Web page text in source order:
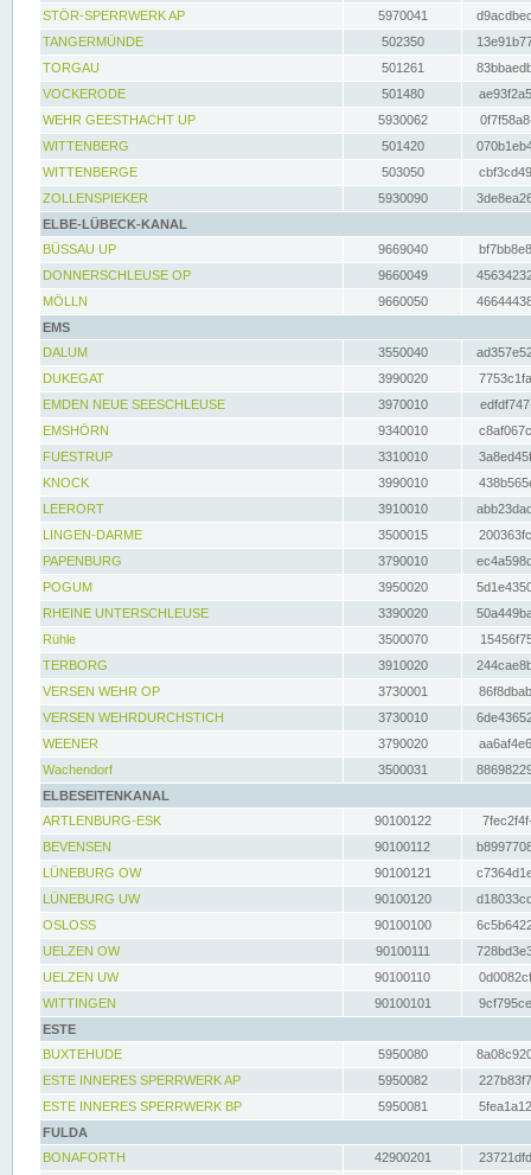
STÖR-SPERRWERK AP 5970041
TANGERMÜNDE
502350
TORGAU
501261
VOCKERODE
501480
WEHR GEESTHACHT UP
5930062
WITTENBERG
501420
WITTENBERGE
503050
ZOLLENSPIEKER
5930090
ELBE-LÜBECK-KANAL
BÜSSAU UP
9669040
DONNERSCHLEUSE OP
9660049
MÖLLN
9660050
EMS
DALUM
3550040
DUKEGAT
3990020
EMDEN NEUE SEESCHLEUSE
3970010
EMSHÖRN
9340010
FUESTRUP
3310010
KNOCK
3990010
LEERORT
3910010
LINGEN-DARME
3500015
PAPENBURG
3790010
POGUM
3950020
RHEINE UNTERSCHLEUSE
3390020
Rühle
3500070
TERBORG
3910020
VERSEN WEHR OP
3730001
VERSEN WEHRDURCHSTICH
3730010
WEENER
3790020
Wachendorf
3500031
ELBESEITENKANAL
ARTLENBURG-ESK
90100122
BEVENSEN
90100112
LÜNEBURG OW
90100121
LÜNEBURG UW
90100120
OSLOSS
90100100
UELZEN OW
90100111
UELZEN UW
90100110
WITTINGEN
90100101
ESTE
BUXTEHUDE
5950080
ESTE INNERES SPERRWERK AP
5950082
ESTE INNERES SPERRWERK BP
5950081
FULDA
BONAFORTH
42900201